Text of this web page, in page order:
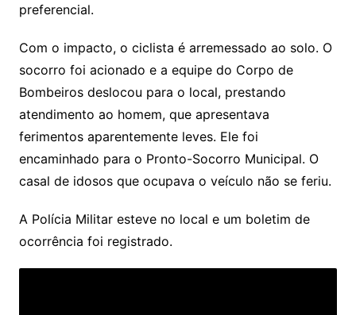
preferencial.
Com o impacto, o ciclista é arremessado ao solo. O
socorro foi acionado e a equipe do Corpo de
Bombeiros deslocou para o local, prestando
atendimento ao homem, que apresentava
ferimentos aparentemente leves. Ele foi
encaminhado para o Pronto-Socorro Municipal. O
casal de idosos que ocupava o veículo não se feriu.
A Polícia Militar esteve no local e um boletim de
ocorrência foi registrado.